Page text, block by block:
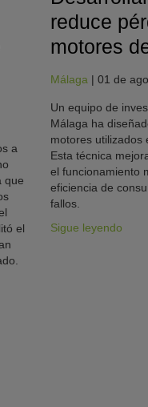
a
que
el
reduce
motores
Málaga | 01 de
Un equipo de
Málaga ha
motores utilizados
Esta técnica
el funcionamiento
eficiencia de
fallos.
Sigue leyendo